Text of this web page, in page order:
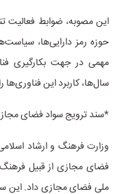
این مصوبه، ضوابط فعالیت
حوزه رمز دارایی‌ها،
مهمی در جهت بکارگیری
سال‌ها، کاربرد این
*سند ترویج سواد فضای
وزارت فرهنگ و ارشاد
فضای مجازی از قبیل
ملی فضای مجازی داد. این